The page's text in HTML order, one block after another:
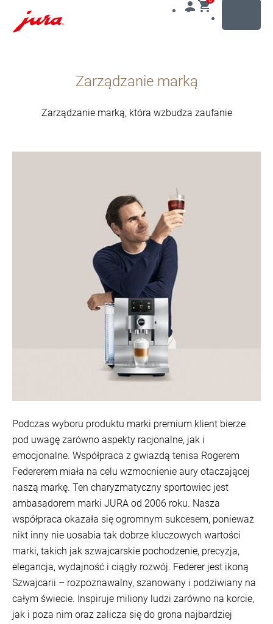
Zarządzanie marką
Zarządzanie marką, która wzbudza zaufanie
Podczas wyboru produktu marki premium klient bierze
pod uwagę zarówno aspekty racjonalne, jak i
emocjonalne. Współpraca z gwiazdą tenisa Rogerem
Federerem miała na celu wzmocnienie aury otaczającej
naszą markę. Ten charyzmatyczny sportowiec jest
ambasadorem marki JURA od 2006 roku. Nasza
współpraca okazała się ogromnym sukcesem, ponieważ
nikt inny nie uosabia tak dobrze kluczowych wartości
marki, takich jak szwajcarskie pochodzenie, precyzja,
elegancja, wydajność i ciągły rozwój. Federer jest ikoną
Szwajcarii – rozpoznawalny, szanowany i podziwiany na
całym świecie. Inspiruje miliony ludzi zarówno na korcie,
jak i poza nim oraz zalicza się do grona najbardziej